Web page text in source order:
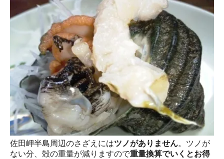
佐田岬半島周辺のさざえにはツノがありません。ツノが
ない分、殻の重量が減りますので重量換算でいくとお得